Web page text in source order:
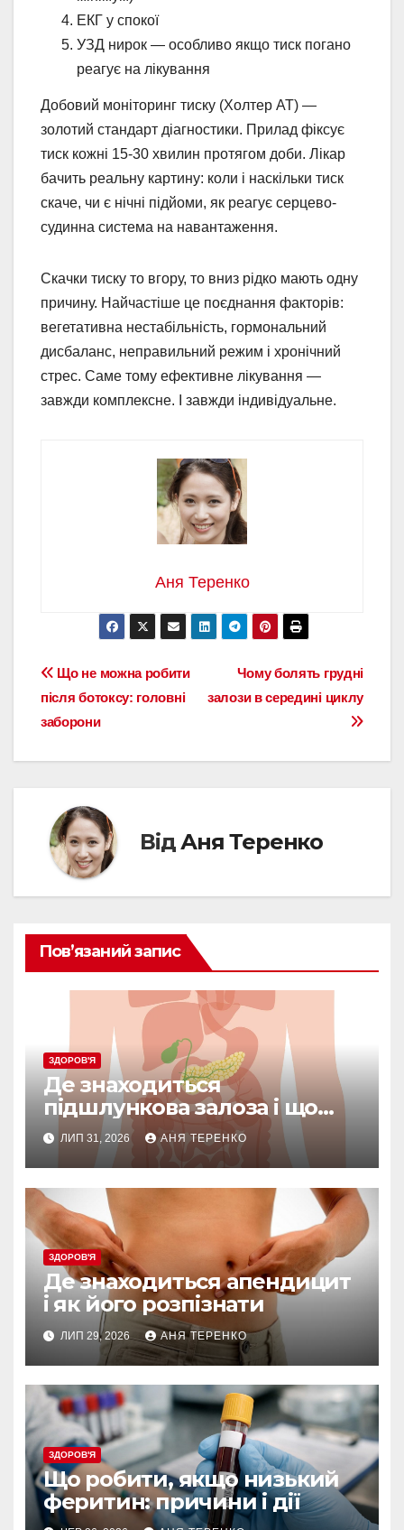
ЕКГ у спокої
УЗД нирок — особливо якщо тиск погано
реагує на лікування
Добовий моніторинг тиску (Холтер АТ) —
золотий стандарт діагностики. Прилад фіксує
тиск кожні 15-30 хвилин протягом доби. Лікар
бачить реальну картину: коли і наскільки тиск
скаче, чи є нічні підйоми, як реагує серцево-
судинна система на навантаження.
Скачки тиску то вгору, то вниз рідко мають одну
причину. Найчастіше це поєднання факторів:
вегетативна нестабільність, гормональний
дисбаланс, неправильний режим і хронічний
стрес. Саме тому ефективне лікування —
завжди комплексне. І завжди індивідуальне.
Аня Теренко
Навігація
записів
Чому болять грудні
залози в середині циклу
Що не можна робити
після ботоксу: головні
заборони
ВідАня Теренко
Пов’язаний запис
ЗДОРОВ'Я
Де знаходиться
підшлункова залоза і що
вона робить
ЛИП 31, 2026 АНЯ ТЕРЕНКО
ЗДОРОВ'Я
Де знаходиться апендицит
і як його розпізнати
ЛИП 29, 2026 АНЯ ТЕРЕНКО
ЗДОРОВ'Я
Що робити, якщо низький
феритин: причини і дії